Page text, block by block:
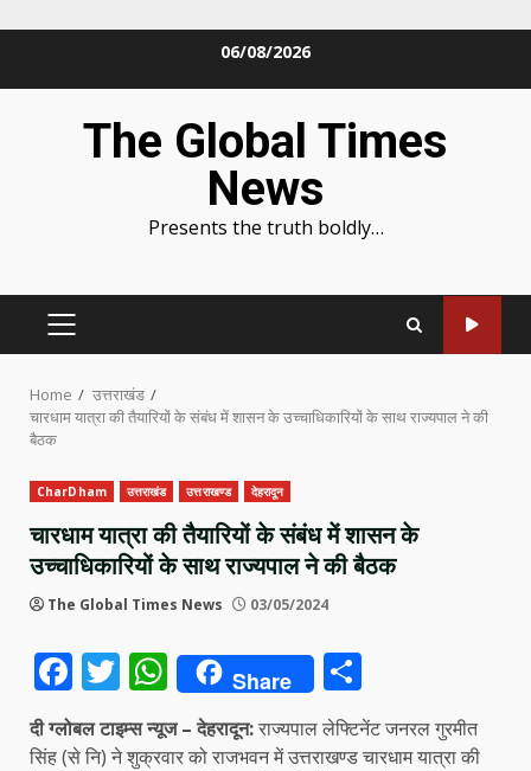
06/08/2026
The Global Times
News
Presents the truth boldly…
PRIMARY
Home
उत्तराखंड
चारधाम यात्रा की तैयारियों के संबंध में शासन के उच्चाधिकारियों के साथ राज्यपाल ने की
बैठक
CharDham उत्तराखंड उत्तराखण्ड देहरादून
चारधाम यात्रा की तैयारियों के संबंध में शासन के
उच्चाधिकारियों के साथ राज्यपाल ने की बैठक
The Global Times News 03/05/2024
Facebook
Twitter
WhatsApp
Share
दी ग्लोबल टाइम्स न्यूज –देहरादून:राज्यपाल लेफ्टिनेंट जनरल गुरमीत
सिंह (से नि) ने शुक्रवार को राजभवन में उत्तराखण्ड चारधाम यात्रा की